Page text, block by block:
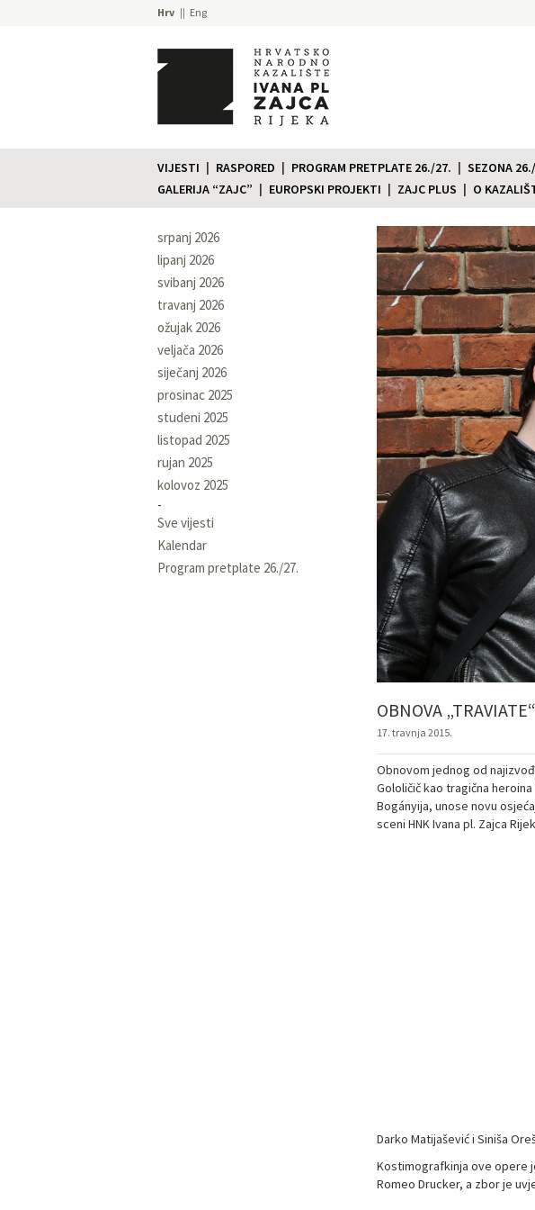
Hrv Eng
VIJESTI RASPORED PROGRAM PRETPLATE 26./27. SEZONA
GALERIJA “ZAJC”
EUROPSKI PROJEKTI ZAJC PLUS O
srpanj 2026
lipanj 2026
svibanj 2026
travanj 2026
ožujak 2026
veljača 2026
siječanj 2026
prosinac 2025
studeni 2025
listopad 2025
rujan 2025
kolovoz 2025
Sve vijesti
Kalendar
Program pretplate 26./27.
OBNOVA
17. travnja 2015.
Obnovom jednog od
Gololičič kao tragična
Bogányija, unose novu
sceni HNK Ivana pl. Zajca
Darko Matijašević i Siniša
Kostimografkinja ove opere
Romeo Drucker, a zbor je